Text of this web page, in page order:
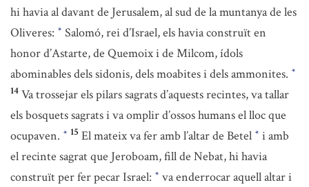
hi havia al davant de Jerusalem, al sud de la muntanya de les
Oliveres: * Salomó, rei d’Israel, els havia construït en
honor d’Astarte, de Quemoix i de Milcom, ídols
abominables dels sidonis, dels moabites i dels ammonites. *
14 Va trossejar els pilars sagrats d’aquests recintes, va tallar
els bosquets sagrats i va omplir d’ossos humans el lloc que
ocupaven. * 15 El mateix va fer amb l’altar de Betel * i amb
el recinte sagrat que Jeroboam, fill de Nebat, hi havia
construït per fer pecar Israel: * va enderrocar aquell altar i